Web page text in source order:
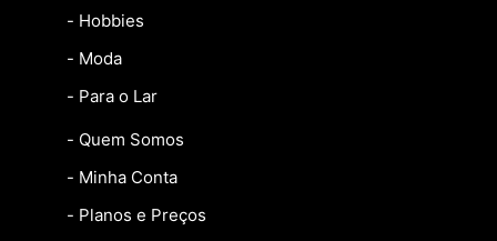
- Hobbies
- Moda
- Para o Lar
- Quem Somos
- Minha Conta
- Planos e Preços